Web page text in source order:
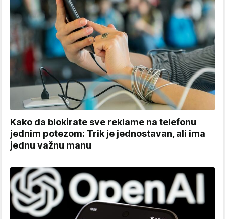
Kako da blokirate sve reklame na telefonu
jednim potezom: Trik je jednostavan, ali ima
jednu važnu manu